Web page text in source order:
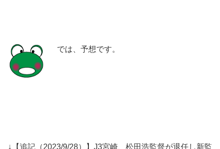
では、予想です。
↓【追記（2023/9/28）】J3宮崎、松田浩監督が退任し新監